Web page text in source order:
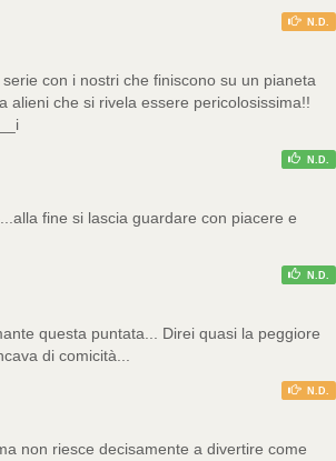
N.D.
con i nostri che finiscono su un pianeta
alieni che si rivela essere pericolosissima!!
N.D.
fine si lascia guardare con piacere e
N.D.
questa puntata... Direi quasi la peggiore
di comicità...
N.D.
non riesce decisamente a divertire come